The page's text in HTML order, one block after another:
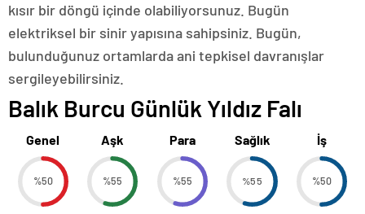
kısır bir döngü içinde olabiliyorsunuz. Bugün
elektriksel bir sinir yapısına sahipsiniz. Bugün,
bulunduğunuz ortamlarda ani tepkisel davranışlar
sergileyebilirsiniz.
Balık Burcu Günlük Yıldız Falı
Genel
%50
Aşk
%55
Para
%55
Sağlık
%55
İş
%50